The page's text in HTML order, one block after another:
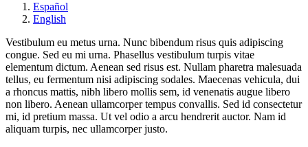
Español
English
Vestibulum eu metus urna. Nunc bibendum risus quis adipiscing
congue. Sed eu mi urna. Phasellus vestibulum turpis vitae
elementum dictum. Aenean sed risus est. Nullam pharetra malesuada
tellus, eu fermentum nisi adipiscing sodales. Maecenas vehicula, dui
a rhoncus mattis, nibh libero mollis sem, id venenatis augue libero
non libero. Aenean ullamcorper tempus convallis. Sed id consectetur
mi, id pretium massa. Ut vel odio a arcu hendrerit auctor. Nam id
aliquam turpis, nec ullamcorper justo.